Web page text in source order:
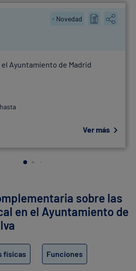
Novedad
el Ayuntamiento de Madrid
Ver más
sobre las
en el Ayuntamiento de
físicas Funciones